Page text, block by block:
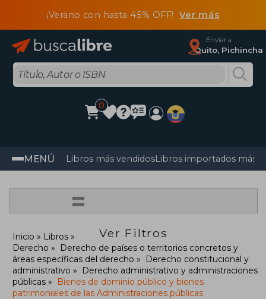
¡Verano con hasta 45% OFF! Ver más
Enviar a
Quito, Pichincha
0
MENÚ Libros más vendidosLibros importados más
=
Ver Filtros
Inicio
Libros
Derecho
Derecho de países o territorios concretos y
áreas específicas del derecho
Derecho constitucional y
administrativo
Derecho administrativo y administraciones
públicas
Bienes de dominio público y bienes
patrimoniales de las Administraciones públicas